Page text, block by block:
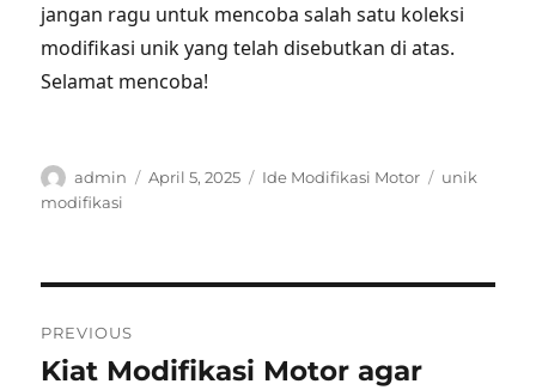
jangan ragu untuk mencoba salah satu koleksi
modifikasi unik yang telah disebutkan di atas.
Selamat mencoba!
Author
admin
Posted
April 5, 2025 Categories
Ide Modifikasi Motor Tags
unik
modifikasi
navigation
PREVIOUS
Previous
Kiat Modifikasi Motor agar